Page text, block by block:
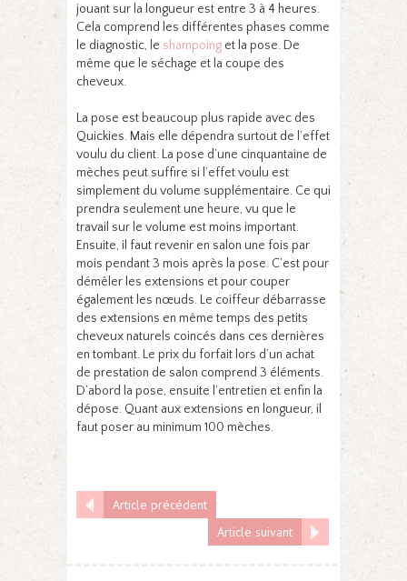
jouant sur la longueur est entre 3 à 4 heures.
Cela comprend les différentes phases comme
le diagnostic, le shampoing et la pose. De
même que le séchage et la coupe des
cheveux.
La pose est beaucoup plus rapide avec des
Quickies. Mais elle dépendra surtout de l’effet
voulu du client. La pose d’une cinquantaine de
mèches peut suffire si l’effet voulu est
simplement du volume supplémentaire. Ce qui
prendra seulement une heure, vu que le
travail sur le volume est moins important.
Ensuite, il faut revenir en salon une fois par
mois pendant 3 mois après la pose. C’est pour
démêler les extensions et pour couper
également les nœuds. Le coiffeur débarrasse
des extensions en même temps des petits
cheveux naturels coincés dans ces dernières
en tombant. Le prix du forfait lors d’un achat
de prestation de salon comprend 3 éléments.
D’abord la pose, ensuite l’entretien et enfin la
dépose. Quant aux extensions en longueur, il
faut poser au minimum 100 mèches.
Article précédent
Article suivant